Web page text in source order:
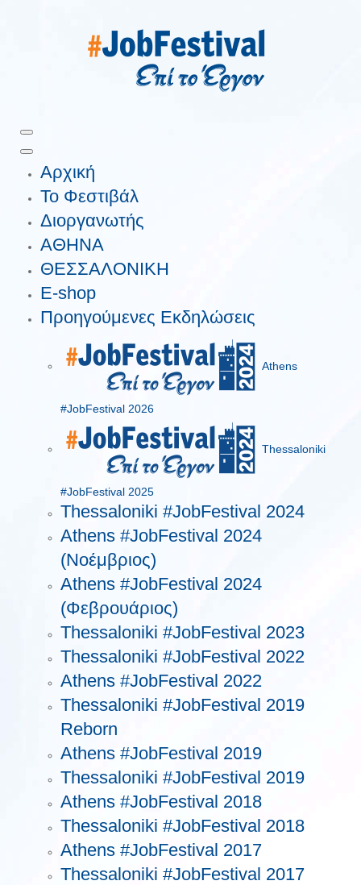
Αρχική
Το Φεστιβάλ
Διοργανωτής
ΑΘΗΝΑ
ΘΕΣΣΑΛΟΝΙΚΗ
E-shop
Προηγούμενες Εκδηλώσεις
Athens
#JobFestival 2026
Thessaloniki
#JobFestival 2025
Thessaloniki #JobFestival 2024
Athens #JobFestival 2024
(Νοέμβριος)
Athens #JobFestival 2024
(Φεβρουάριος)
Thessaloniki #JobFestival 2023
Thessaloniki #JobFestival 2022
Athens #JobFestival 2022
Thessaloniki #JobFestival 2019
Reborn
Athens #JobFestival 2019
Thessaloniki #JobFestival 2019
Athens #JobFestival 2018
Thessaloniki #JobFestival 2018
Athens #JobFestival 2017
Τhessaloniki #JobFestival 2017